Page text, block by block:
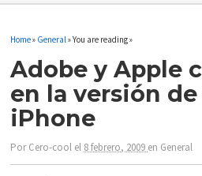
Home» General » You are reading »
Adobe y Apple
en la versión de
iPhone
PorCero-cool el 8 febrero, 2009 en General